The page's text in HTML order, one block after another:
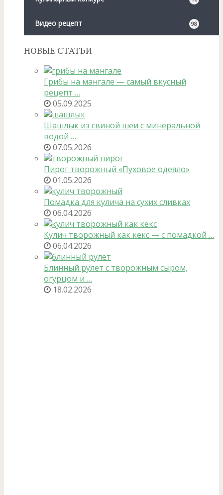
Видео рецепт 98
НОВЫЕ СТАТЬИ
Грибы на мангале — самый вкусный
рецепт …
05.09.2025
Шашлык из свиной шеи с минеральной
водой …
07.05.2026
Пирог творожный «Пуховое одеяло»
01.05.2026
Помадка для кулича на сухих сливках
06.04.2026
Кулич творожный как кекс — с помадкой …
06.04.2026
Блинный рулет с творожным сыром,
огурцом и …
18.02.2026